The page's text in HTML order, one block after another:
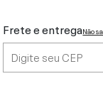
Frete e entregaNão